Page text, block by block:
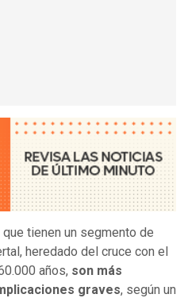
tienen un segmento de
heredado del cruce con el
años, son más
graves, según un